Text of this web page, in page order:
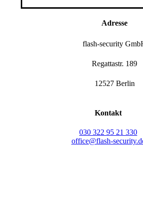
Adresse
flash-security
Regattastr. 189
12527 Berlin
Kontakt
030 322 95 21 330
office@flash-